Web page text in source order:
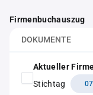
Firmenbuchauszug
DOKUMENTE
Aktueller
Stichtag